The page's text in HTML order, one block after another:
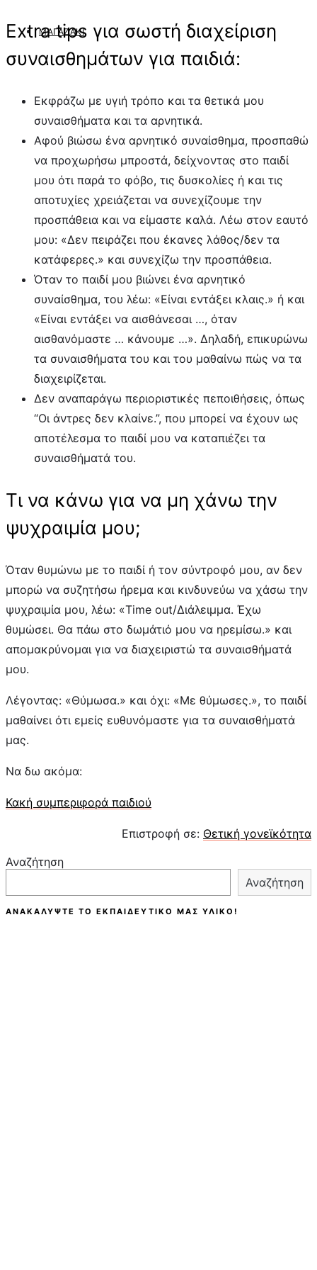
ΜΑΓΑΖΆΚΙ
Extra tips για σωστή διαχείριση
συναισθημάτων για παιδιά:
Εκφράζω με υγιή τρόπο και τα θετικά μου
συναισθήματα και τα αρνητικά.
Αφού βιώσω ένα αρνητικό συναίσθημα, προσπαθώ
να προχωρήσω μπροστά, δείχνοντας στο παιδί
μου ότι παρά το φόβο, τις δυσκολίες ή και τις
αποτυχίες χρειάζεται να συνεχίζουμε την
προσπάθεια και να είμαστε καλά. Λέω στον εαυτό
μου: «Δεν πειράζει που έκανες λάθος/δεν τα
κατάφερες.» και συνεχίζω την προσπάθεια.
Όταν το παιδί μου βιώνει ένα αρνητικό
συναίσθημα, του λέω: «Είναι εντάξει κλαις.» ή και
«Είναι εντάξει να αισθάνεσαι …, όταν
αισθανόμαστε … κάνουμε …». Δηλαδή, επικυρώνω
τα συναισθήματα του και του μαθαίνω πώς να τα
διαχειρίζεται.
Δεν αναπαράγω περιοριστικές πεποιθήσεις, όπως
“Οι άντρες δεν κλαίνε.”, που μπορεί να έχουν ως
αποτέλεσμα το παιδί μου να καταπιέζει τα
συναισθήματά του.
Τι να κάνω για να μη χάνω την
ψυχραιμία μου;
Όταν θυμώνω με το παιδί ή τον σύντροφό μου, αν δεν
μπορώ να συζητήσω ήρεμα και κινδυνεύω να χάσω την
ψυχραιμία μου, λέω: «Time out/Διάλειμμα. Έχω
θυμώσει. Θα πάω στο δωμάτιό μου να ηρεμίσω.» και
απομακρύνομαι για να διαχειριστώ τα συναισθήματά
μου.
Λέγοντας: «Θύμωσα.» και όχι: «Με θύμωσες.», το παιδί
μαθαίνει ότι εμείς ευθυνόμαστε για τα συναισθήματά
μας.
Να δω ακόμα:
Κακή συμπεριφορά παιδιού
Επιστροφή σε: Θετική γονεϊκότητα
Αναζήτηση
Αναζήτηση
ΑΝΑΚΑΛΎΨΤΕ ΤΟ ΕΚΠΑΙΔΕΥΤΙΚΌ ΜΑΣ ΥΛΙΚΌ!